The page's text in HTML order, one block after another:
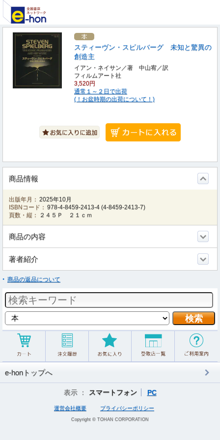
スティーヴン・スピルバーグ 未知と驚異の
創造主
イアン・ネイサン／著 中山宥／訳
フィルムアート社
3,520円
通常１～２日で出荷
(！お盆時期の出荷について！)
商品情報
出版年月： 2025年10月
ISBNコード： 978-4-8459-2413-4 (4-8459-2413-7)
頁数・縦：
２４５Ｐ ２１ｃｍ
商品の内容
著者紹介
商品の返品について
e-honトップへ
表示 ： スマートフォン PC
運営会社概要 プライバシーポリシー
Copyright © TOHAN CORPORATION